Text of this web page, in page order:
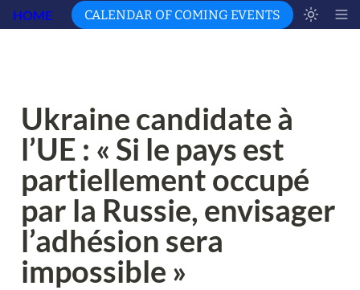
HOME CALENDAR OF COMING EVENTS
Ukraine candidate à
l’UE : « Si le pays est
partiellement occupé
par la Russie, envisager
l’adhésion sera
impossible »